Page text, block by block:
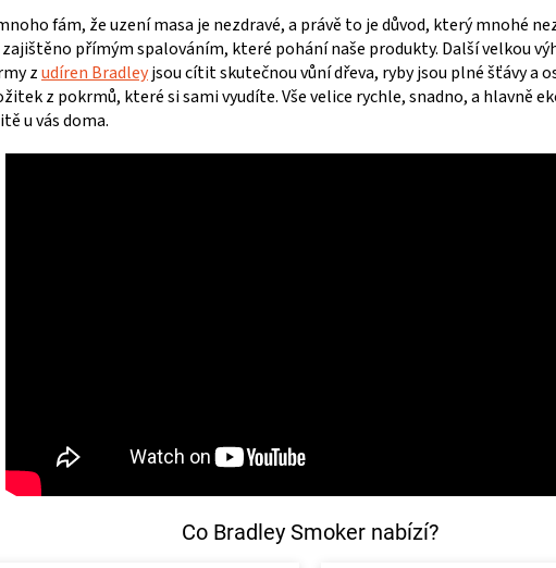
fám, že uzení masa je nezdravé, a právě to je důvod, který mnohé
zajištěno přímým spalováním, které pohání naše produkty. Další
zudíren Bradleyjsou cítit skutečnou vůní dřeva, ryby jsou plné šťávy a
z pokrmů, které si sami vyudíte. Vše velice rychle, snadno, a hlavně
u vás doma.
Co Bradley Smoker nabízí?